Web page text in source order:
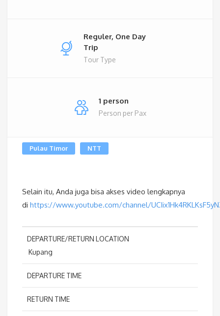
Reguler, One Day
Trip
Tour Type
1 person
Person per Pax
Pulau Timor NTT
Selain itu, Anda juga bisa akses video lengkapnya
di https://www.youtube.com/channel/
DEPARTURE/RETURN LOCATION
Kupang
DEPARTURE TIME
RETURN TIME